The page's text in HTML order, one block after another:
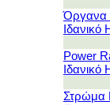
Όργανα
Ιδανικό
Power
Ιδανικό
Στρώμα